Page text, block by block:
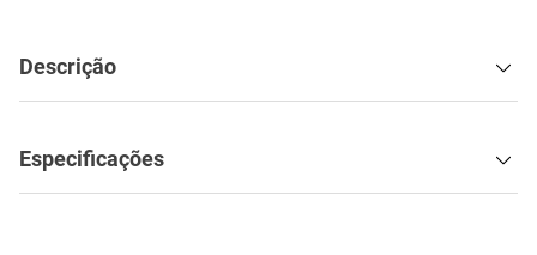
Descrição
Especificações